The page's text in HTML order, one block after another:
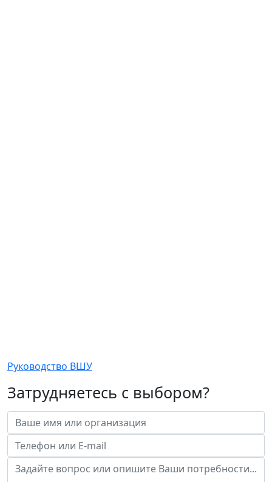
Руководство ВШУ
Затрудняетесь с выбором?